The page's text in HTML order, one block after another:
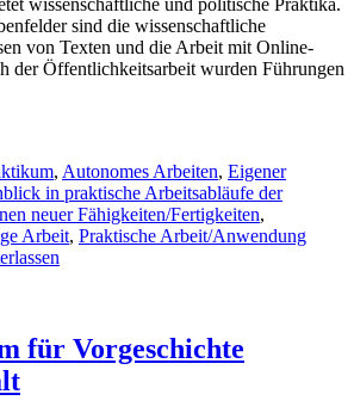
sind die wissenschaftliche
von Texten und die Arbeit mit Online-
der Öffentlichkeitsarbeit wurden Führungen
, Autonomes Arbeiten, Eigener
in praktische Arbeitsabläufe der
neuer Fähigkeiten/Fertigkeiten,
Arbeit, Praktische Arbeit/Anwendung
für Vorgeschichte